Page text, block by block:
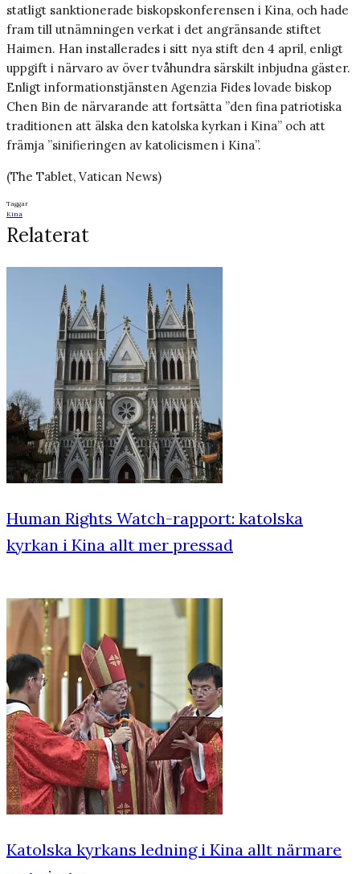
statligt sanktionerade biskopskonferensen i Kina, och hade
fram till utnämningen verkat i det angränsande stiftet
Haimen. Han installerades i sitt nya stift den 4 april, enligt
uppgift i närvaro av över tvåhundra särskilt inbjudna gäster.
Enligt informationstjänsten Agenzia Fides lovade biskop
Chen Bin de närvarande att fortsätta ”den fina patriotiska
traditionen att älska den katolska kyrkan i Kina” och att
främja ”sinifieringen av katolicismen i Kina”.
(The Tablet, Vatican News)
Taggar
Kina
Relaterat
Human Rights Watch-rapport: katolska
kyrkan i Kina allt mer pressad
Katolska kyrkans ledning i Kina allt närmare